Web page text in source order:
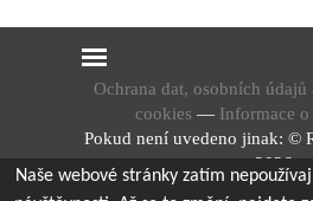
Ochrana dat, osobních údajů
cookies — Informace o
Pokud není uvedeno jinak: ©
s.r.o., 2026.
Naše webové stránky zatím